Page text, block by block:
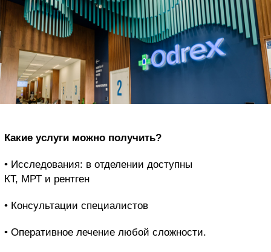
Какие услуги можно получить?
• Исследования: в отделении доступны
КТ, МРТ и рентген
• Консультации специалистов
• Оперативное лечение любой сложности.